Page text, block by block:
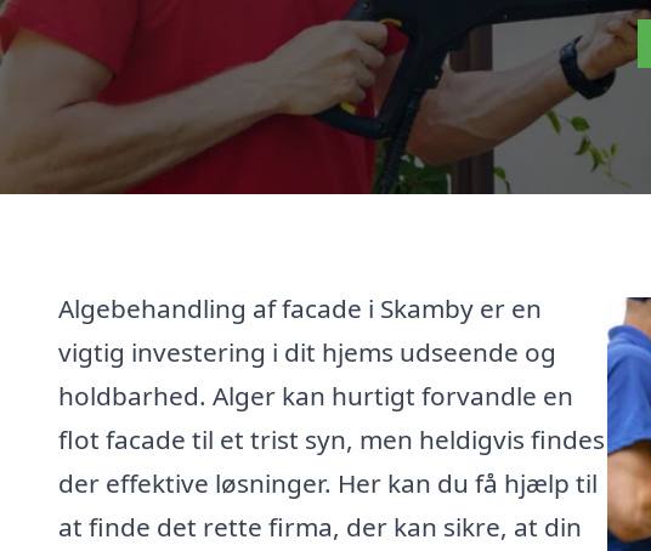
Algebehandling af facade i Skamby er en
vigtig investering i dit hjems udseende og
holdbarhed. Alger kan hurtigt forvandle en
flot facade til et trist syn, men heldigvis findes
der effektive løsninger. Her kan du få hjælp til
at finde det rette firma, der kan sikre, at din